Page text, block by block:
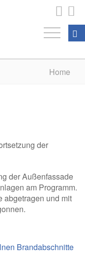
Home
der
der Außenfassade
am Programm.
abgetragen und mit
Brandabschnitte